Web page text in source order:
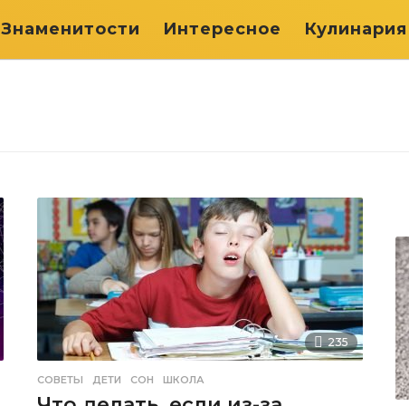
Знаменитости Интересное Кулинария
235
СОВЕТЫ ДЕТИ ,СОН ,ШКОЛА